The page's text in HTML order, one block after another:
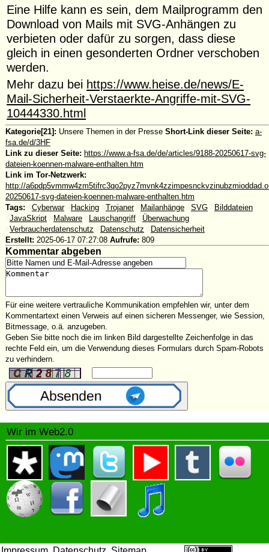
Eine Hilfe kann es sein, dem Mailprogramm den
Download von Mails mit SVG-Anhängen zu
verbieten oder dafür zu sorgen, dass diese
gleich in einen gesonderten Ordner verschoben
werden.
Mehr dazu bei https://www.heise.de/news/E-
Mail-Sicherheit-Verstaerkte-Angriffe-mit-SVG-
10444330.html
Kategorie[21]: Unsere Themen in der Presse Short-Link dieser Seite: a-
fsa.de/d/3HF
Link zu dieser Seite: https://www.a-fsa.de/de/articles/9188-20250617-svg-
dateien-koennen-malware-enthalten.htm
Link im Tor-Netzwerk:
http://
20250617-svg-dateien-koennen-malware-enthalten.htm
Tags:
Cyberwar Hacking Trojaner Mailanhänge SVG
Bilddateien
JavaSkript Malware Lauschangriff
Überwachung
Verbraucherdatenschutz Datenschutz
Datensicherheit
Erstellt: 2025-06-17 07:27:08 Aufrufe: 809
Kommentar abgeben
Für eine weitere vertrauliche Kommunikation empfehlen wir, unter dem
Kommentartext einen Verweis auf einen sicheren Messenger, wie Session,
Bitmessage, o.ä. anzugeben.
Geben Sie bitte noch die im linken Bild dargestellte Zeichenfolge in das
rechte Feld ein, um die Verwendung dieses Formulars durch Spam-Robots
zu verhindern.
Wir im Web2.0